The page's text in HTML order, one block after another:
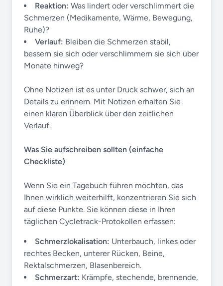
Reaktion: Was lindert oder verschlimmert die
Schmerzen (Medikamente, Wärme, Bewegung,
Ruhe)?
Verlauf: Bleiben die Schmerzen stabil,
bessern sie sich oder verschlimmern sie sich über
Monate hinweg?
Ohne Notizen ist es unter Druck schwer, sich an
Details zu erinnern. Mit Notizen erhalten Sie
einen klaren Überblick über den zeitlichen
Verlauf.
Was Sie aufschreiben sollten (einfache
Checkliste)
Wenn Sie ein Tagebuch führen möchten, das
Ihnen wirklich weiterhilft, konzentrieren Sie sich
auf diese Punkte. Sie können diese in Ihren
täglichen Cycletrack-Protokollen erfassen:
Schmerzlokalisation: Unterbauch, linkes oder
rechtes Becken, unterer Rücken, Beine,
Rektalschmerzen, Blasenbereich.
Schmerzart: Krämpfe, stechende, brennende,